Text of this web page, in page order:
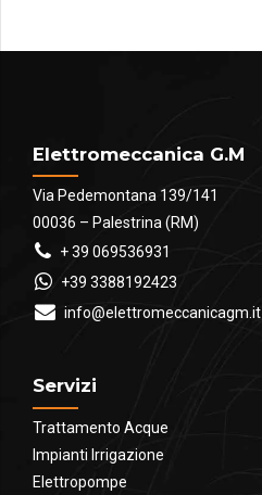
Elettromeccanica G.M
Via Pedemontana 139/141
00036 – Palestrina (RM)
+ 39 069536931
+39 3388192423
info@elettromeccanicagm.it
Servizi
Trattamento Acque
Impianti Irrigazione
Elettropompe